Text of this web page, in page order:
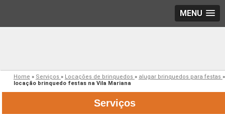
MENU
Home » Serviços » Locações de brinquedos » alugar brinquedos para festas »
locação brinquedo festas na Vila Mariana
Serviços